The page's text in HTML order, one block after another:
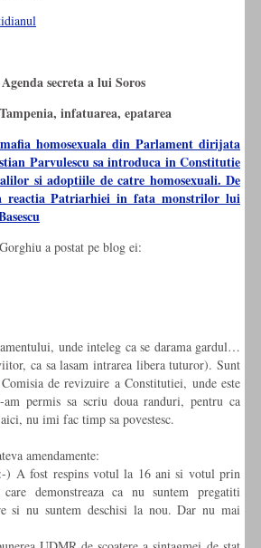
secreta a lui Soros
infatuarea, epatarea
homosexuala din Parlament dirijata
Parvulescu sa introduca in Constitutie
si adoptiile de catre homosexuali. De
reactia Patriarhiei in fata monstrilor lui
a postat pe blog ei:
unde inteleg ca se darama gardul…
ca sa lasam intrarea libera tuturor). Sunt
de revizuire a Constitutiei, unde este
permis sa scriu doua randuri, pentru ca
nu imi fac timp sa povestesc.
amendamente:
A fost respins votul la 16 ani si votul prin
care demonstreaza ca nu suntem pregatiti
si nu suntem deschisi la nou. Dar nu mai